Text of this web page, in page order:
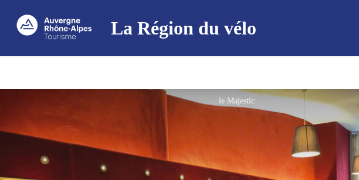
La Région du vélo
le Majestic